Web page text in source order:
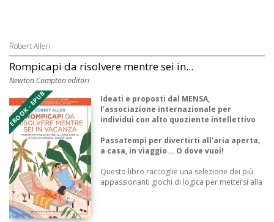
Robert Allen
Rompicapi da risolvere mentre sei in...
Newton Compton editori
EBOOK - EPUB
Ideati e proposti dal MENSA,
l’associazione internazionale per
individui con alto quoziente intellettivo
Passatempi per divertirti all’aria aperta,
a casa, in viaggio... O dove vuoi!
Questo libro raccoglie una selezione dei più
appassionanti giochi di logica per mettersi alla